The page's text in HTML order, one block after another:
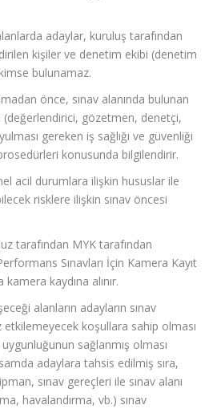
adaylar, kuruluş tarafından
kişiler ve denetim ekibi (denetim
bulunamaz.
önce, sınav alanında bulunan
(değerlendirici, gözetmen, denetçi,
gereken iş sağlığı ve güvenliği
konusunda bilgilendirir.
acil durumlara ilişkin hususlar ile
risklere ilişkin sınav öncesi
tarafından MYK tarafından
Sınavları İçin Kamera Kayıt
kaydına alınır.
alanların adayların sınav
etkilemeyecek koşullara sahip olması
sağlanmış olması
adaylara tahsis edilmiş sıra,
sınav gereçleri ile sınav alanı
havalandırma, vb.) sınav